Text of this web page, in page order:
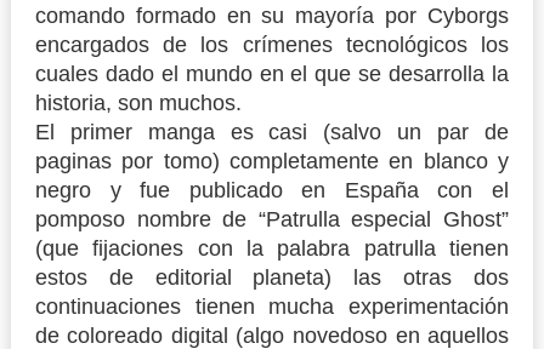
comando formado en su mayoría por Cyborgs
encargados de los crímenes tecnológicos los
cuales dado el mundo en el que se desarrolla la
historia, son muchos.
El primer manga es casi (salvo un par de
paginas por tomo) completamente en blanco y
negro y fue publicado en España con el
pomposo nombre de “Patrulla especial Ghost”
(que fijaciones con la palabra patrulla tienen
estos de editorial planeta) las otras dos
continuaciones tienen mucha experimentación
de coloreado digital (algo novedoso en aquellos